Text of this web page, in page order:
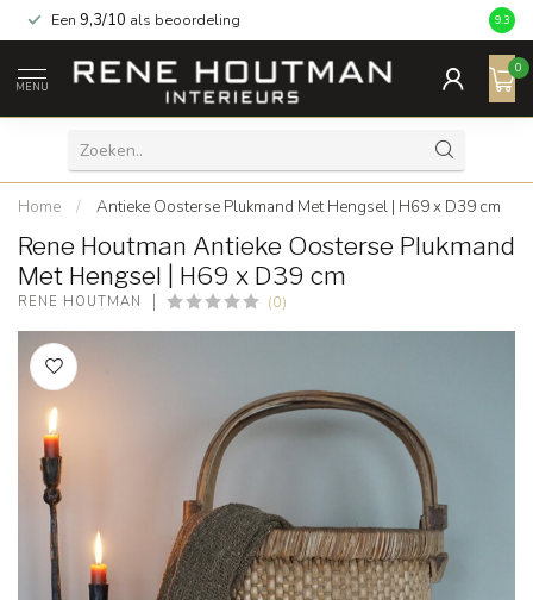
Een 9,3/10 als beoordeling 9.3
MENU
0
Home / Antieke Oosterse Plukmand Met Hengsel | H69 x D39 cm
Rene Houtman Antieke Oosterse Plukmand
Met Hengsel | H69 x D39 cm
RENE HOUTMAN (0)